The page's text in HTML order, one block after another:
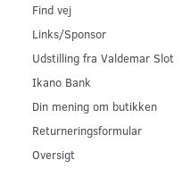
Find vej
Links/Sponsor
Udstilling fra Valdemar Slot
Ikano Bank
Din mening om butikken
Returneringsformular
Oversigt